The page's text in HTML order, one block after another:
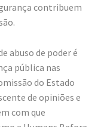
contribuem
abuso de poder é
pública nas
do Estado
de opiniões e
com que